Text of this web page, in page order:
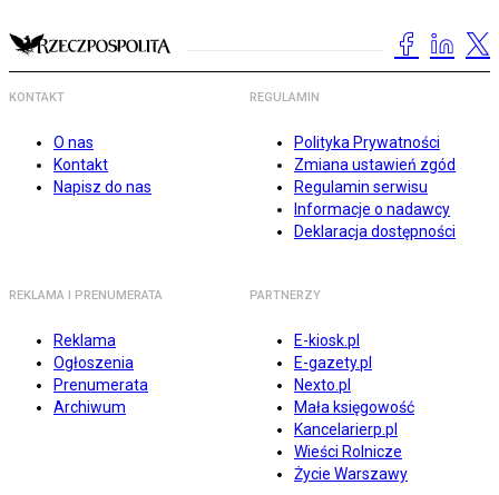
KONTAKT
O nas
Kontakt
Napisz do nas
REGULAMIN
Polityka Prywatności
Zmiana ustawień zgód
Regulamin serwisu
Informacje o nadawcy
Deklaracja dostępności
REKLAMA I PRENUMERATA
Reklama
Ogłoszenia
Prenumerata
Archiwum
PARTNERZY
E-kiosk.pl
E-gazety.pl
Nexto.pl
Mała księgowość
Kancelarierp.pl
Wieści Rolnicze
Życie Warszawy